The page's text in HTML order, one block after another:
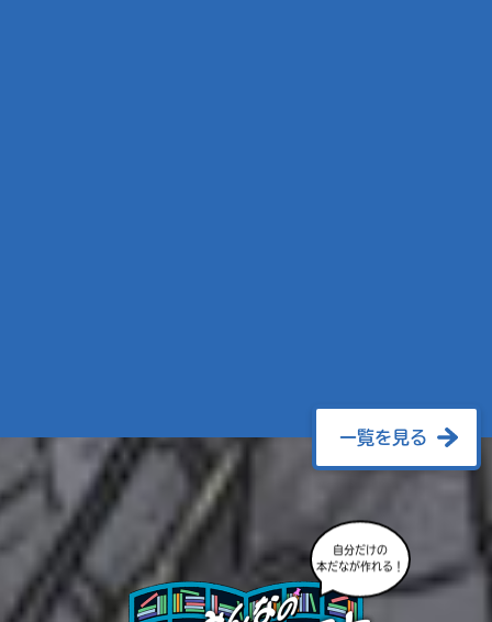
一覧を見る
自分だけの
本だなが作れる！